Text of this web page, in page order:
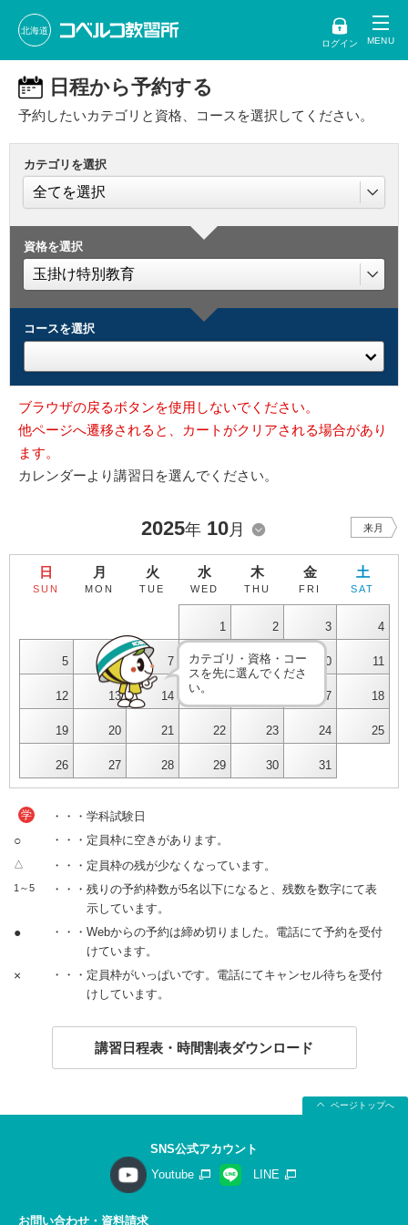
北海道
ログイン
日程から予約する
予約したいカテゴリと資格、コースを選択してください。
カテゴリを選択
資格を選択
コースを選択
ブラウザの戻るボタンを使用しないでください。
他ページへ遷移されると、カートがクリアされる場合があり
ます。
カレンダーより講習日を選んでください。
2025年 10月 来月
日
SUN
月
MON
火
TUE
水
WED
木
THU
金
FRI
土
SAT
1 2 3 4
5 6 7 8 9 10 11
12 13 14 17 18
19 20 21 22 23 24 25
26 27 28 29 30 31
カテゴリ・資格・コー
スを先に選んでくださ
い。
学 ・・・学科試験日
○ ・・・定員枠に空きがあります。
△ ・・・定員枠の残が少なくなっています。
1～5
・・・残りの予約枠数が5名以下になると、残数を数字にて表
示しています。
●
・・・Webからの予約は締め切りました。電話にて予約を受付
けています。
×
・・・定員枠がいっぱいです。電話にてキャンセル待ちを受付
けしています。
講習日程表・時間割表ダウンロード
ページトップへ
SNS公式アカウント
Youtube
LINE
お問い合わせ・資料請求